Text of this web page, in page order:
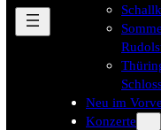
Neu im
Konzerte